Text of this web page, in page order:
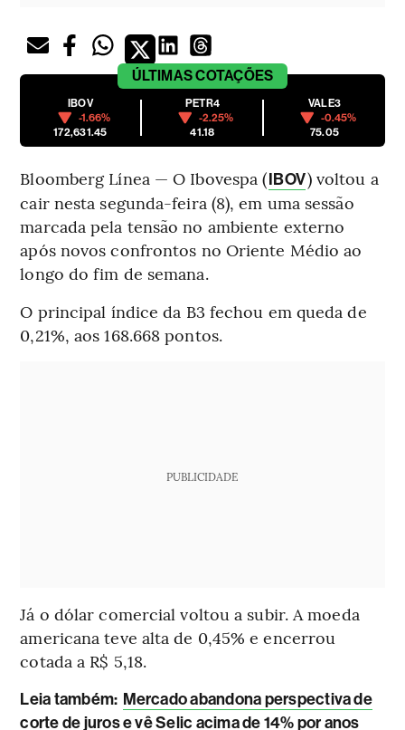
ÚLTIMASCOTAÇÕES
IBOV
-1.66%
172,631.45
PETR4
-2.25%
41.18
VALE3
-0.45%
75.05
Bloomberg Línea — O Ibovespa (IBOV) voltou a
cair nesta segunda-feira (8), em uma sessão
marcada pela tensão no ambiente externo
após novos confrontos no Oriente Médio ao
longo do fim de semana.
O principal índice da B3 fechou em queda de
0,21%, aos 168.668 pontos.
PUBLICIDADE
Já o dólar comercial voltou a subir. A moeda
americana teve alta de 0,45% e encerrou
cotada a R$ 5,18.
Leia também: Mercado abandona perspectiva de
corte de juros e vê Selic acima de 14% por anos